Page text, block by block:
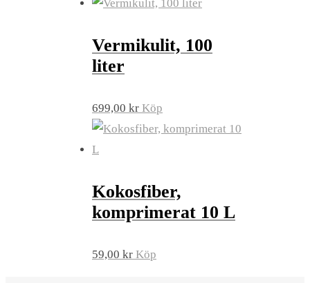
Vermikulit, 100
liter
699,00 kr Köp
Kokosfiber,
komprimerat 10 L
59,00 kr Köp